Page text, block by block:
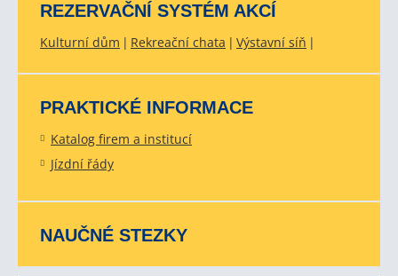
REZERVAČNÍ SYSTÉM AKCÍ
Kulturní dům Rekreační chata Výstavní síň
PRAKTICKÉ INFORMACE
Katalog firem a institucí
Jízdní řády
NAUČNÉ STEZKY